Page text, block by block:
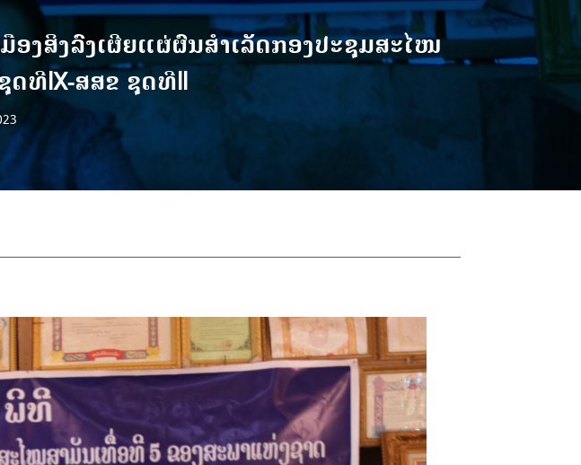
ອງສິງລົງເຜີຍແຜ່ຜົນສໍາເລັດກອງປະຊຸມສະໄໜ
ດທີlX-ສສຂ ຊຸດທີll